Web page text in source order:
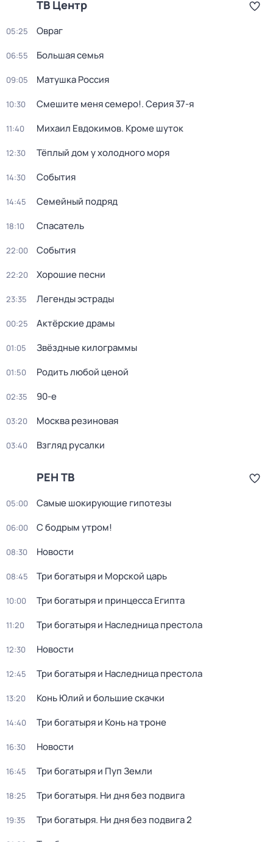
ТВ Центр
05:25 Овраг
06:55 Большая семья
09:05 Матушка Россия
10:30 Смешите меня семеро!. Серия 37-я
11:40 Михаил Евдокимов. Кроме шуток
12:30 Тёплый дом у холодного моря
14:30 События
14:45 Семейный подряд
18:10 Спасатель
22:00 События
22:20 Хорошие песни
23:35 Легенды эстрады
00:25 Актёрские драмы
01:05 Звёздные килограммы
01:50 Родить любой ценой
02:35 90-е
03:20 Москва резиновая
03:40 Взгляд русалки
РЕН ТВ
05:00 Самые шoкиpующие гипотезы
06:00 С бодрым утром!
08:30 Новости
08:45 Три богатыря и Морской царь
10:00 Три богатыря и принцесса Египта
11:20 Три богатыря и Наследница престола
12:30 Новости
12:45 Три богатыря и Наследница престола
13:20 Конь Юлий и большие скачки
14:40 Три богатыря и Конь на троне
16:30 Новости
16:45 Три богатыря и Пуп Земли
18:25 Три богатыря. Ни дня без подвига
19:35 Три богатыря. Ни дня без подвига 2